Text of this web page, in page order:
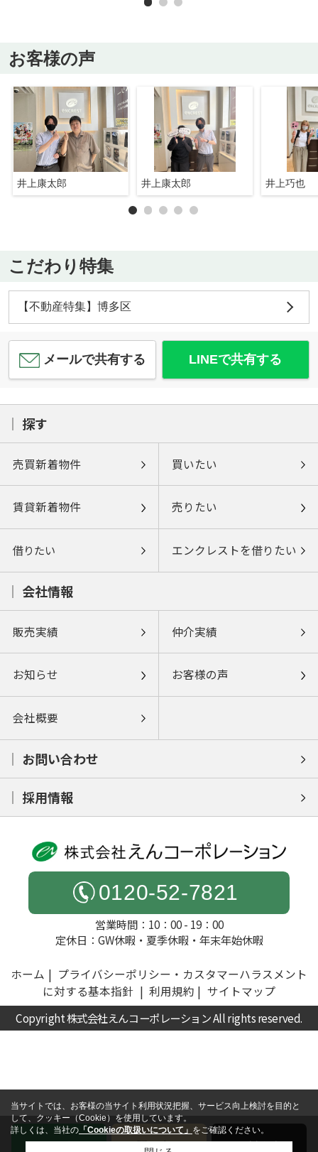
お客様の声
井上康太郎 井上康太郎 井上巧也
こだわり特集
【不動産特集】博多区
メールで共有する LINEで共有する
探す
売買新着物件 買いたい
賃貸新着物件 売りたい
借りたい エンクレストを借りたい
会社情報
販売実績 仲介実績
お知らせ お客様の声
会社概要
お問い合わせ
採用情報
0120-52-7821
営業時間：10：00 - 19：00
定休日：GW休暇・夏季休暇・年末年始休暇
ホーム
プライバシーポリシー・カスタマーハラスメント
に対する基本指針
利用規約 サイトマップ
Copyright 株式会社えんコーポレーション All rights reserved.
電話 お問い合わせ 無料査定
当サイトでは、お客様の当サイト利用状況把握、サービス向上検討を目的と
して、クッキー（Cookie）を使用しています。
詳しくは、当社の 「Cookieの取扱いについて」 をご確認ください。